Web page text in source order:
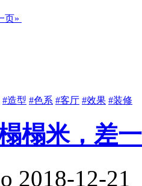
页»
#造型 #色系 #客厅 #效果 #装修
榻米，差
2018-12-21